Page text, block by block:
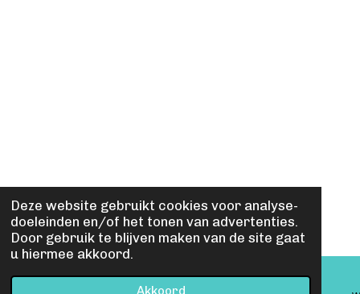
Deze website gebruikt cookies voor analyse-
doeleinden en/of het tonen van advertenties.
Door gebruik te blijven maken van de site gaat
u hiermee akkoord.
Akkoord